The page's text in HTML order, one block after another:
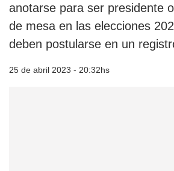
anotarse para ser presidente
de mesa en las elecciones
deben postularse en un
25 de abril 2023 - 20:32hs